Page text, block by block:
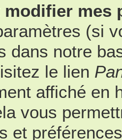
modifier mes
(si
dans notre
le lien
affiché en
vous
et